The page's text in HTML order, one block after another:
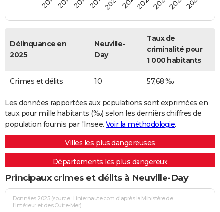
Délinquance en
2025
Neuville-
Day
Taux de
criminalité pour
1 000 habitants
Crimes et délits 10 57,68 ‰
Les données rapportées aux populations sont exprimées en
taux pour mille habitants (‰) selon les dernièrs chiffres de
population fournis par l'Insee. Voir la méthodologie.
Villes les plus dangereuses
Départements les plus dangereux
Principaux crimes et délits à Neuville-Day
Données 2025 (source : Linternaute.com d'après le Ministère de
l'Intérieur et des Outre-Mer)